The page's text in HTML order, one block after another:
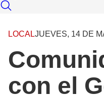
LOCALJUEVES, 14 DE
con el